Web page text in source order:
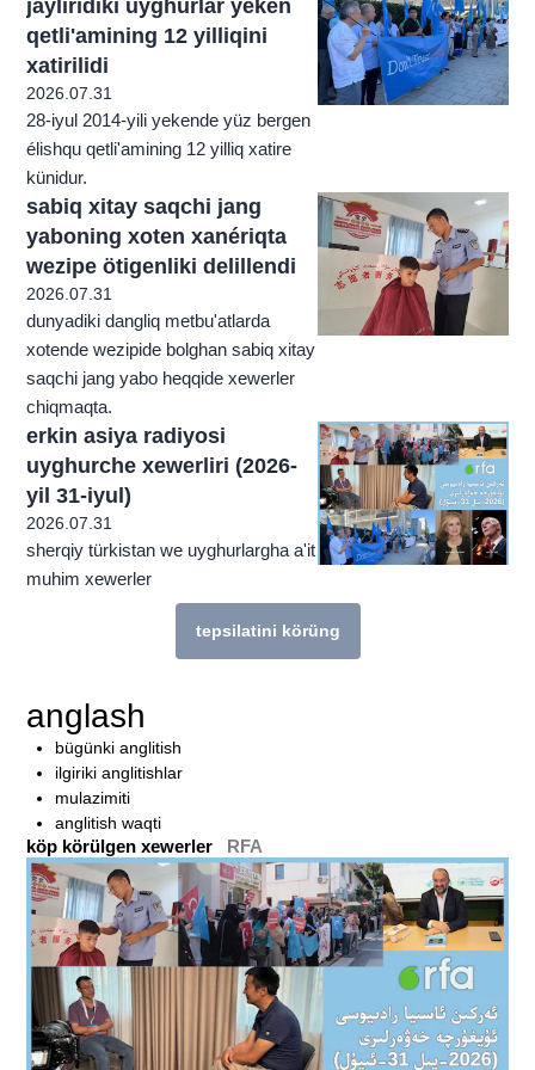
jayliridiki uyghurlar yeken
qetli'amining 12 yilliqini
xatirilidi
2026.07.31
28-iyul 2014-yili yekende yüz bergen
élishqu qetli'amining 12 yilliq xatire
künidur.
sabiq xitay saqchi jang
yaboning xoten xanériqta
wezipe ötigenliki delillendi
2026.07.31
dunyadiki dangliq metbu'atlarda
xotende wezipide bolghan sabiq xitay
saqchi jang yabo heqqide xewerler
chiqmaqta.
erkin asiya radiyosi
uyghurche xewerliri (2026-
yil 31-iyul)
2026.07.31
sherqiy türkistan we uyghurlargha a'it
muhim xewerler
bu témigha munasiwetlik téximu köp
tepsilatini körüng
anglash
bügünki anglitish
ilgiriki anglitishlar
mulazimiti
anglitish waqti
köp körülgen xewerler RFA